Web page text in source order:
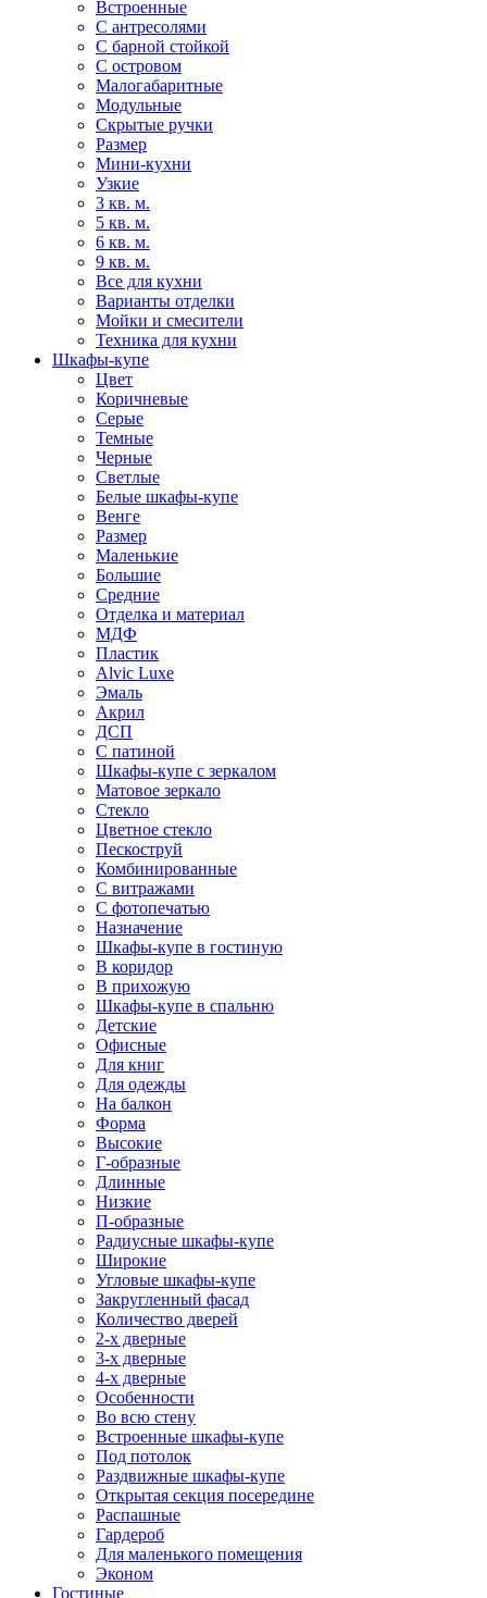
Встроенные
С антресолями
С барной стойкой
С островом
Малогабаритные
Модульные
Скрытые ручки
Размер
Мини-кухни
Узкие
3 кв. м.
5 кв. м.
6 кв. м.
9 кв. м.
Все для кухни
Варианты отделки
Мойки и смесители
Техника для кухни
Шкафы-купе
Цвет
Коричневые
Серые
Темные
Черные
Светлые
Белые шкафы-купе
Венге
Размер
Маленькие
Большие
Средние
Отделка и материал
МДФ
Пластик
Alvic Luxe
Эмаль
Акрил
ДСП
С патиной
Шкафы-купе с зеркалом
Матовое зеркало
Стекло
Цветное стекло
Пескоструй
Комбинированные
С витражами
С фотопечатью
Назначение
Шкафы-купе в гостиную
В коридор
В прихожую
Шкафы-купе в спальню
Детские
Офисные
Для книг
Для одежды
На балкон
Форма
Высокие
Г-образные
Длинные
Низкие
П-образные
Радиусные шкафы-купе
Широкие
Угловые шкафы-купе
Закругленный фасад
Количество дверей
2-х дверные
3-х дверные
4-х дверные
Особенности
Во всю стену
Встроенные шкафы-купе
Под потолок
Раздвижные шкафы-купе
Открытая секция посередине
Распашные
Гардероб
Для маленького помещения
Эконом
Гостиные